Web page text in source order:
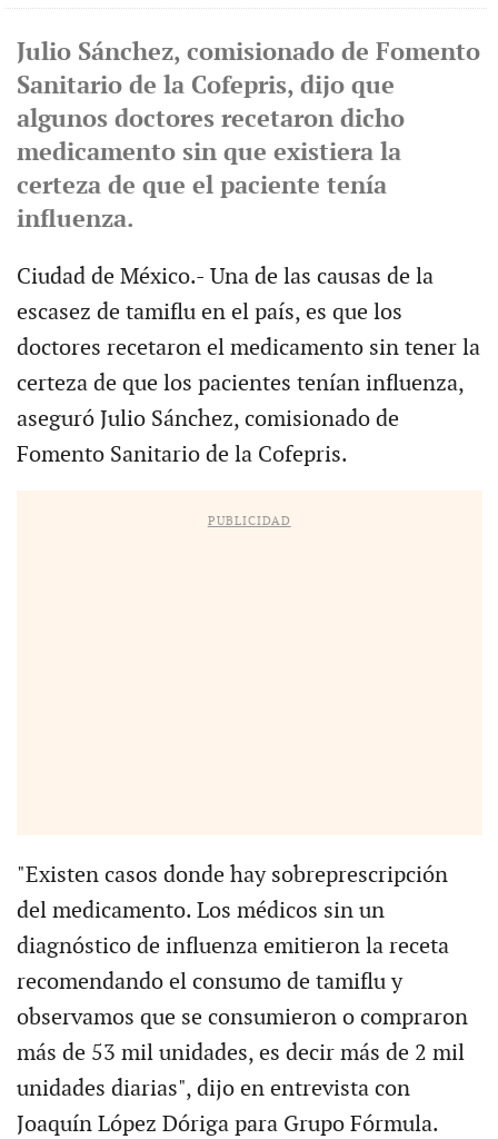
Julio Sánchez, comisionado de Fomento
Sanitario de la Cofepris, dijo que
algunos doctores recetaron dicho
medicamento sin que existiera la
certeza de que el paciente tenía
influenza.
Ciudad de México.- Una de las causas de la
escasez de tamiflu en el país, es que los
doctores recetaron el medicamento sin tener la
certeza de que los pacientes tenían influenza,
aseguró Julio Sánchez, comisionado de
Fomento Sanitario de la Cofepris.
PUBLICIDAD
"Existen casos donde hay sobreprescripción
del medicamento. Los médicos sin un
diagnóstico de influenza emitieron la receta
recomendando el consumo de tamiflu y
observamos que se consumieron o compraron
más de 53 mil unidades, es decir más de 2 mil
unidades diarias", dijo en entrevista con
Joaquín López Dóriga para Grupo Fórmula.